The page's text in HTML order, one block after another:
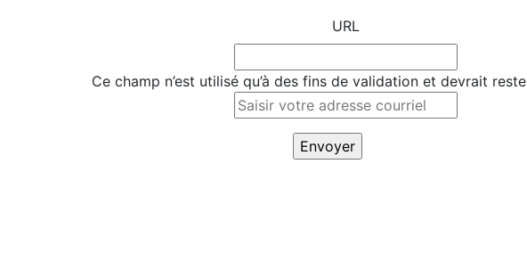
URL
Ce champ n’est utilisé qu’à des fins de validation et devrait
Saisir
votre
adresse